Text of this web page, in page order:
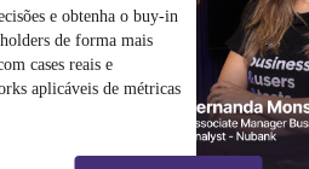
e obtenha o buy-in
de forma mais
cases reais e
aplicáveis de métricas